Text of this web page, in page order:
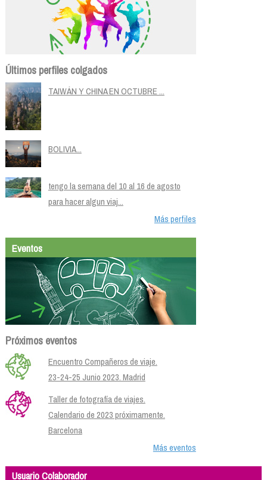
Últimos perfiles colgados
TAIWÁN Y CHINA EN OCTUBRE ...
BOLIVIA...
tengo la semana del 10 al 16 de agosto
para hacer algun viaj...
Más perfiles
Eventos
Próximos eventos
Encuentro Compañeros de viaje.
23-24-25 Junio 2023. Madrid
Taller de fotografía de viajes.
Calendario de 2023 próximamente.
Barcelona
Más eventos
Usuario Colaborador